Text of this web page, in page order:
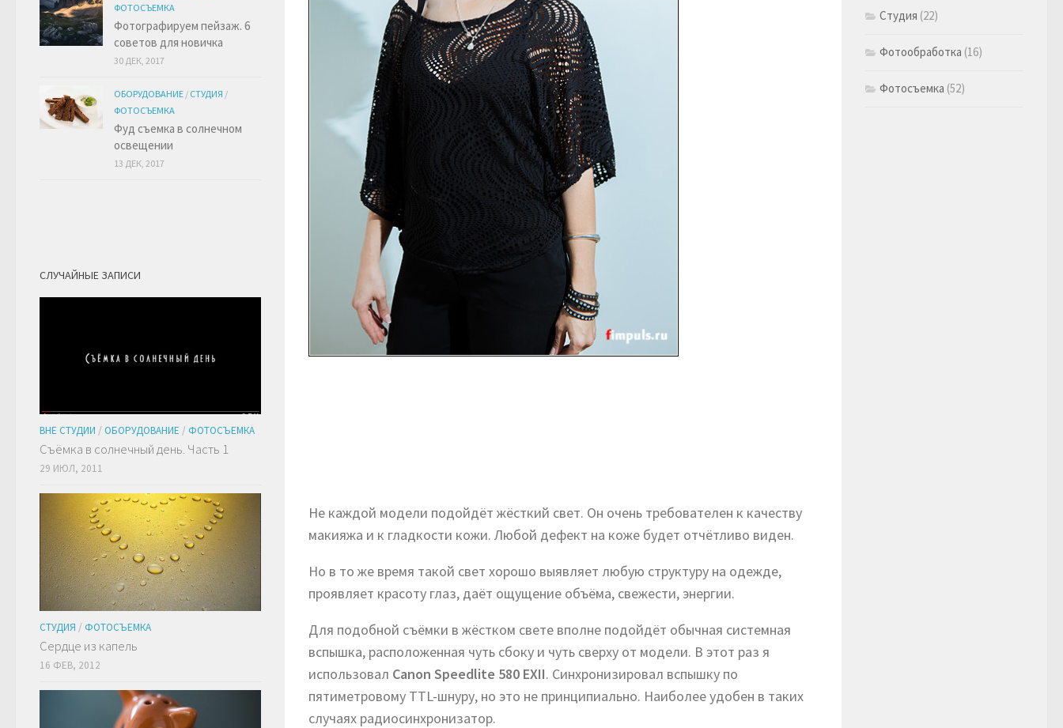
Не каждой модели подойдёт жёсткий свет. Он очень требователен к качеству
макияжа и к гладкости кожи. Любой дефект на коже будет отчётливо виден.
Но в то же время такой свет хорошо выявляет любую структуру на одежде,
проявляет красоту глаз, даёт ощущение объёма, свежести, энергии.
Для подобной съёмки в жёстком свете вполне подойдёт обычная системная
вспышка, расположенная чуть сбоку и чуть сверху от модели. В этот раз я
использовал Canon Speedlite 580 EXII. Синхронизировал вспышку по
пятиметровому TTL-шнуру, но это не принципиально. Наиболее удобен в таких
случаях радиосинхронизатор.
ФОТОСЪЕМКА
Фотографируем пейзаж. 6
советов для новичка
30 ДЕК, 2017
ОБОРУДОВАНИЕ / СТУДИЯ /
ФОТОСЪЕМКА
Фуд съемка в солнечном
освещении
13 ДЕК, 2017
СЛУЧАЙНЫЕ ЗАПИСИ
ВНЕ СТУДИИ / ОБОРУДОВАНИЕ / ФОТОСЪЕМКА
Съёмка в солнечный день. Часть 1
29 ИЮЛ, 2011
СТУДИЯ / ФОТОСЪЕМКА
Сердце из капель
16 ФЕВ, 2012
Студия (22)
Фотообработка (16)
Фотосъемка (52)